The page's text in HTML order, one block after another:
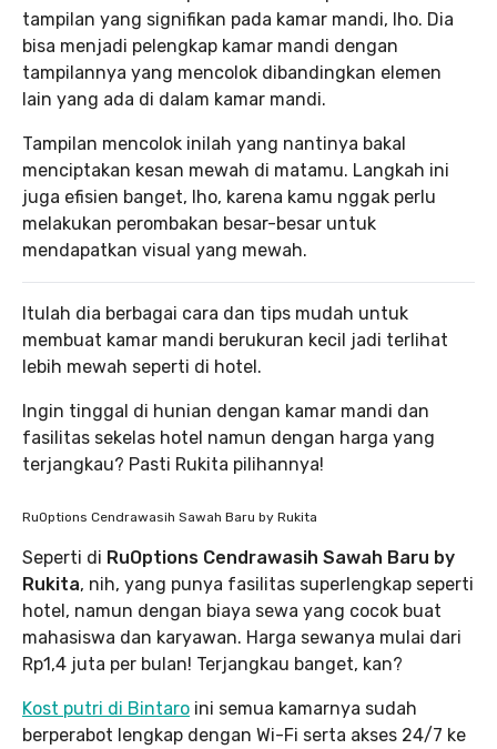
tampilan yang signifikan pada kamar mandi, lho. Dia
bisa menjadi pelengkap kamar mandi dengan
tampilannya yang mencolok dibandingkan elemen
lain yang ada di dalam kamar mandi.
Tampilan mencolok inilah yang nantinya bakal
menciptakan kesan mewah di matamu. Langkah ini
juga efisien banget, lho, karena kamu nggak perlu
melakukan perombakan besar-besar untuk
mendapatkan visual yang mewah.
Itulah dia berbagai cara dan tips mudah untuk
membuat kamar mandi berukuran kecil jadi terlihat
lebih mewah seperti di hotel.
Ingin tinggal di hunian dengan kamar mandi dan
fasilitas sekelas hotel namun dengan harga yang
terjangkau? Pasti Rukita pilihannya!
RuOptions Cendrawasih Sawah Baru by Rukita
Seperti di RuOptions Cendrawasih Sawah Baru by
Rukita, nih, yang punya fasilitas superlengkap seperti
hotel, namun dengan biaya sewa yang cocok buat
mahasiswa dan karyawan. Harga sewanya mulai dari
Rp1,4 juta per bulan! Terjangkau banget, kan?
Kost putri di Bintaro ini semua kamarnya sudah
berperabot lengkap dengan Wi-Fi serta akses 24/7 ke